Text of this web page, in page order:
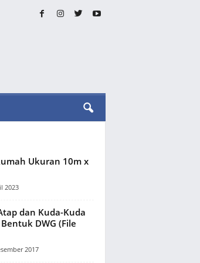
Ukuran 10m x
2023
dan Kuda-Kuda
DWG (File
2017